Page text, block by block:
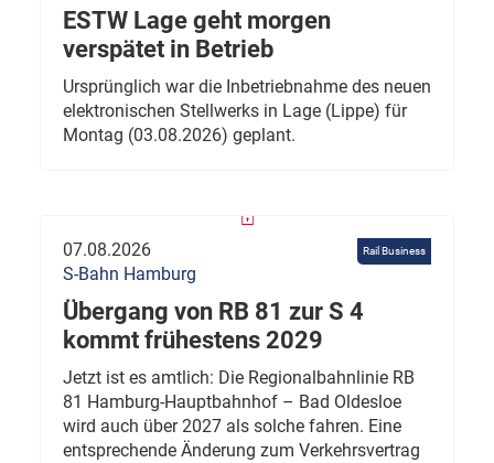
ESTW Lage geht morgen
verspätet in Betrieb
Ursprünglich war die Inbetriebnahme des neuen
elektronischen Stellwerks in Lage (Lippe) für
Montag (03.08.2026) geplant.
Rail Business
07.08.2026
S-Bahn Hamburg
Übergang von RB 81 zur S 4
kommt frühestens 2029
Jetzt ist es amtlich: Die Regionalbahnlinie RB
81 Hamburg-Hauptbahnhof – Bad Oldesloe
wird auch über 2027 als solche fahren. Eine
entsprechende Änderung zum Verkehrsvertrag